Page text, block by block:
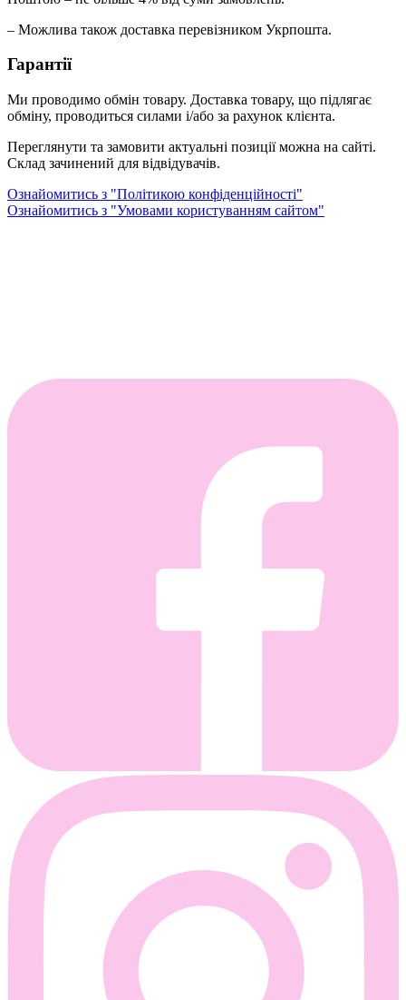
– Можлива також доставка перевізником Укрпошта.
Гарантії
Ми проводимо обмін товару. Доставка товару, що підлягає
обміну, проводиться силами і/або за рахунок клієнта.
Переглянути та замовити актуальні позиції можна на сайті.
Склад зачинений для відвідувачів.
Ознайомитись з "Політикою конфіденційності"
Ознайомитись з "Умовами користуванням сайтом"